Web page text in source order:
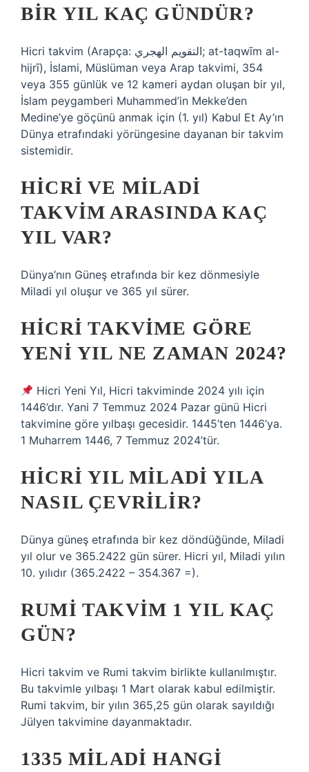
BIR YIL KAÇ GÜNDÜR?
Hicri takvim (Arapça: التقويم الهجري; at-taqwīm al-
hijrī), İslami, Müslüman veya Arap takvimi, 354
veya 355 günlük ve 12 kameri aydan oluşan bir yıl,
İslam peygamberi Muhammed’in Mekke’den
Medine’ye göçünü anmak için (1. yıl) Kabul Et Ay’ın
Dünya etrafındaki yörüngesine dayanan bir takvim
sistemidir.
HICRI VE MILADI
TAKVIM ARASINDA KAÇ
YIL VAR?
Dünya’nın Güneş etrafında bir kez dönmesiyle
Miladi yıl oluşur ve 365 yıl sürer.
HICRI TAKVIME GÖRE
YENI YIL NE ZAMAN 2024?
Hicri Yeni Yıl, Hicri takviminde 2024 yılı için
1446’dır. Yani 7 Temmuz 2024 Pazar günü Hicri
takvimine göre yılbaşı gecesidir. 1445’ten 1446’ya.
1 Muharrem 1446, 7 Temmuz 2024’tür.
HICRI YIL MILADI YILA
NASIL ÇEVRILIR?
Dünya güneş etrafında bir kez döndüğünde, Miladi
yıl olur ve 365.2422 gün sürer. Hicri yıl, Miladi yılın
10. yılıdır (365.2422 – 354.367 =).
RUMI TAKVIM 1 YIL KAÇ
GÜN?
Hicri takvim ve Rumi takvim birlikte kullanılmıştır.
Bu takvimle yılbaşı 1 Mart olarak kabul edilmiştir.
Rumi takvim, bir yılın 365,25 gün olarak sayıldığı
Jülyen takvimine dayanmaktadır.
1335 MILADI HANGI